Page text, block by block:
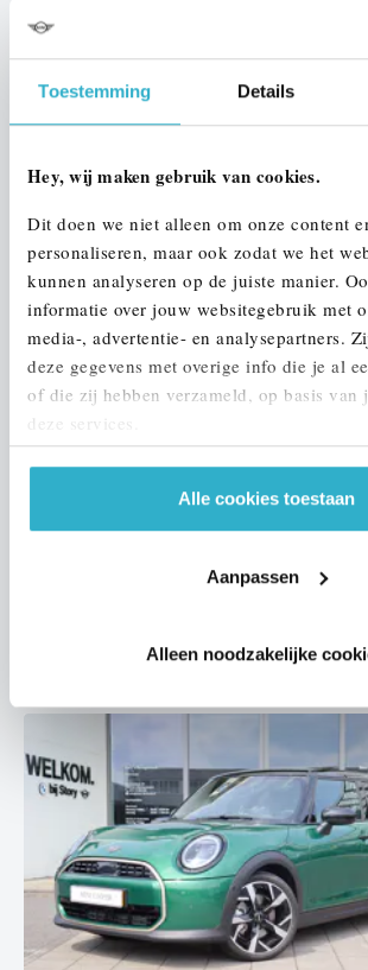
Toestemming Details
Hey, wij maken gebruik van cookies.
Dit doen we niet alleen om onze content
personaliseren, maar ook zodat we het
kunnen analyseren op de juiste manier.
informatie over jouw websitegebruik met
media-, advertentie- en analysepartners.
deze gegevens met overige info die je al
of die zij hebben verzameld, op basis van
deze services.
Alle cookies toestaan
Aanpassen
Alleen noodzakelijke
Countryman
E
Bekijk details